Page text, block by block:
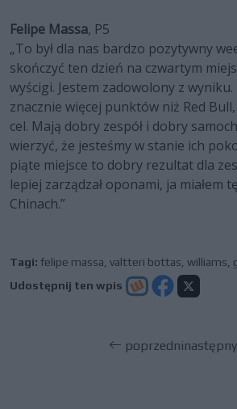
Felipe Massa, P5
„To był dla nas bardzo pozytywny
skończyć ten dzień na czwartym
wyścigi. Jestem zadowolony z
znacznie więcej punktów niż Red
cel. Mają dobry zespół i dobry
wierzyć, że jesteśmy w stanie ich
piąte miejsce to dobry rezultat dla
lepiej zarządzał oponami, ja miałem
Chinach.”
Tagi: felipe massa valtteri bottas williams
Udostępnij ten wpis
poprzedninastępny